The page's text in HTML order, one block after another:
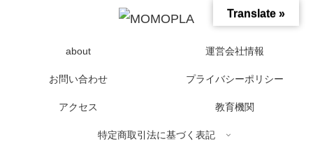
about 運営会社情報
お問い合わせ プライバシーポリシー
アクセス 教育機関
特定商取引法に基づく表記
Translate »